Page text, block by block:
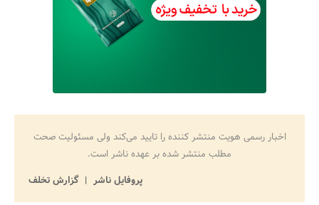
اخبار رسمی هویت منتشر کننده را تایید می‌کند ولی مسئولیت صحت
مطلب منتشر شده بر عهده ناشر است.
پروفایل ناشر
گزارش تخلف